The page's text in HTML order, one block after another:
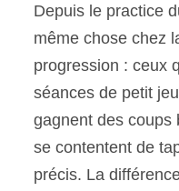
Depuis le practice
même chose chez
progression : ceux
séances de petit
gagnent des coups
se contentent de
précis. La